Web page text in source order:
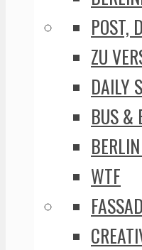
POST,
ZU
DAILY
BUS &
WTF